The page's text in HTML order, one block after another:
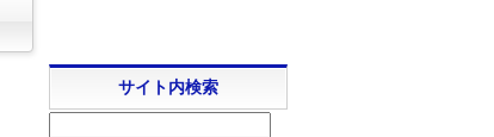
サイト内検索